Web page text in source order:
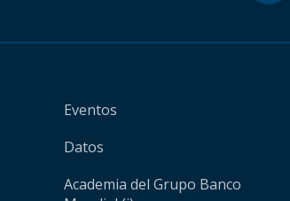
Eventos
Datos
Academia del Grupo Banco